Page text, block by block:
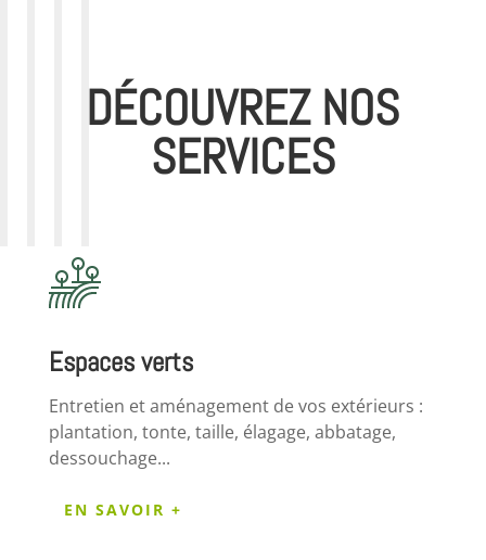
DÉCOUVREZ NOS
SERVICES
Espaces verts
Entretien et aménagement de vos extérieurs :
plantation, tonte, taille, élagage, abbatage,
dessouchage...
EN SAVOIR +